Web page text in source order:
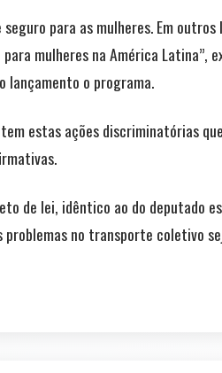
para as mulheres. Em outros
mulheres na América Latina”,
lançamento o programa.
estas ações discriminatórias
de lei, idêntico ao do deputado
no transporte coletivo